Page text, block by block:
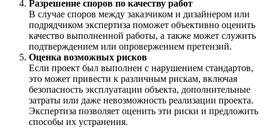
Разрешение споров по качеству работ
В случае споров между заказчиком и дизайнером или
подрядчиком экспертиза поможет объективно оценить
качество выполненной работы, а также может служить
подтверждением или опровержением претензий.
Оценка возможных рисков
Если проект был выполнен с нарушением стандартов,
это может привести к различным рискам, включая
безопасность эксплуатации объекта, дополнительные
затраты или даже невозможность реализации проекта.
Экспертиза позволяет оценить эти риски и предложить
способы их устранения.